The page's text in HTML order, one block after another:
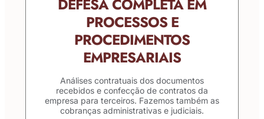
DEFESA COMPLETA EM
PROCESSOS E
PROCEDIMENTOS
EMPRESARIAIS
Análises contratuais dos documentos
recebidos e confecção de contratos da
empresa para terceiros. Fazemos também as
cobranças administrativas e judiciais.